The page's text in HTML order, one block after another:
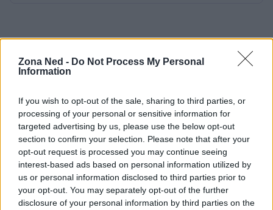
Zona Ned - Do Not Process My Personal
Information
If you wish to opt-out of the sale, sharing to third parties, or
processing of your personal or sensitive information for
targeted advertising by us, please use the below opt-out
section to confirm your selection. Please note that after your
opt-out request is processed you may continue seeing
interest-based ads based on personal information utilized by
us or personal information disclosed to third parties prior to
your opt-out. You may separately opt-out of the further
disclosure of your personal information by third parties on the